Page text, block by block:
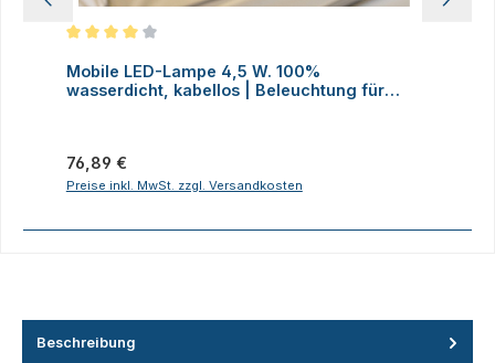
Mobile LED-Lampe 4,5 W. 100%
wasserdicht, kabellos | Beleuchtung für
Regulärer Preis:
76,89 €
Preise inkl. MwSt. zzgl. Versandkosten
Beschreibung